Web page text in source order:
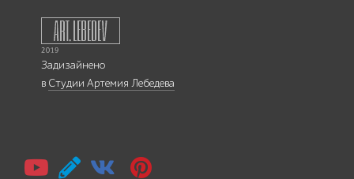
Задизайнено
в Студии Артемия Лебедева